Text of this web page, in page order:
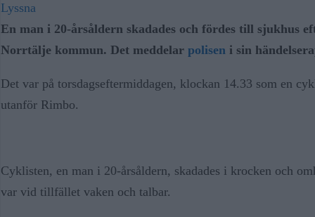
Lyssna
En man i 20-årsåldern skadades och fördes till sjukhus
Norrtälje kommun. Det meddelar polisen i sin
Det var på torsdagseftermiddagen, klockan 14.33 som en
utanför Rimbo.
Cyklisten, en man i 20-årsåldern, skadades i krocken och
var vid tillfället vaken och talbar.